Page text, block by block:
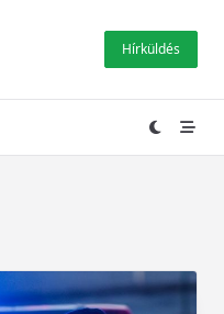
Hírküldés